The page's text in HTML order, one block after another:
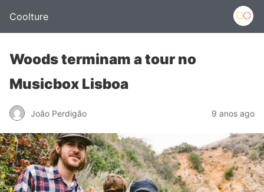
Coolture
Woods terminam a tour no
Musicbox Lisboa
João Perdigão 9 anos ago